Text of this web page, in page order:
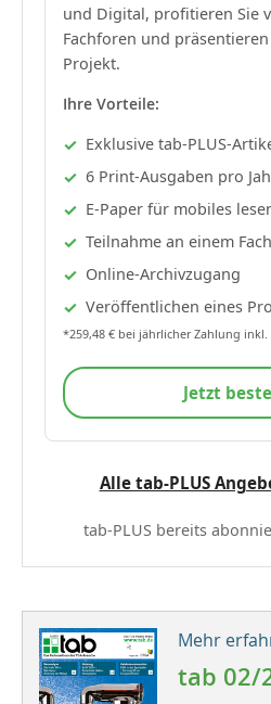
und Digital, profitieren Sie
Fachforen und
Projekt.
Ihre Vorteile:
Exklusive tab-PLUS-
6 Print-Ausgaben pro
E-Paper für mobiles
Teilnahme an einem
Online-Archivzugang
Veröffentlichen eines
*259,48 € bei jährlicher Zahlung inkl.
Jetzt
Alle tab-PLUS
tab-PLUS bereits
Mehr
tab 02/